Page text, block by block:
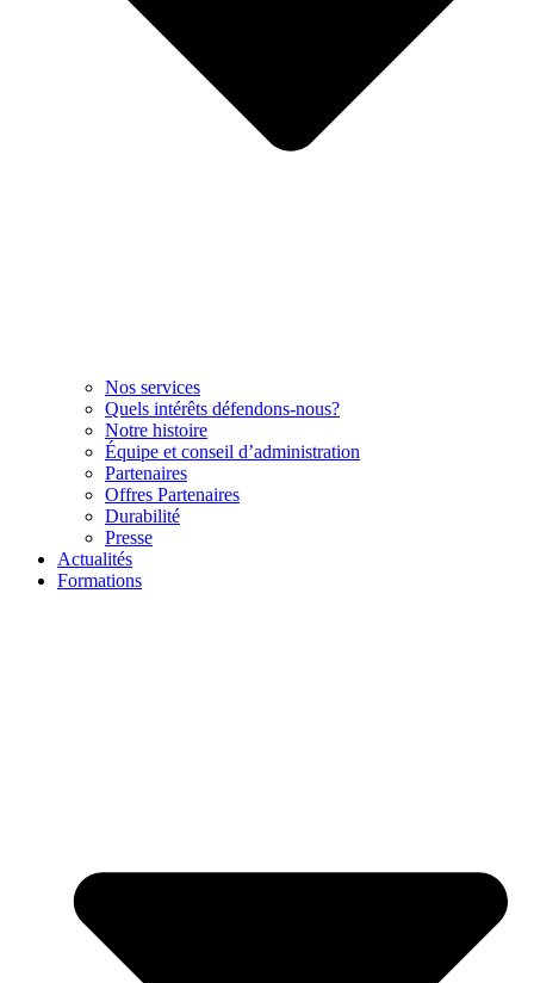
Nos services
Quels intérêts défendons-nous?
Notre histoire
Équipe et conseil d’administration
Partenaires
Offres Partenaires
Durabilité
Presse
Actualités
Formations